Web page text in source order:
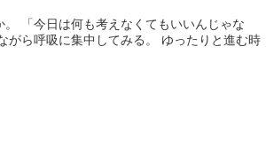
「今日は何も考えなくてもいいんじゃな
がら呼吸に集中してみる。 ゆったりと進む時